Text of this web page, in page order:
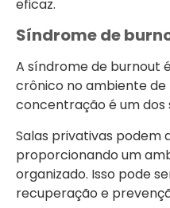
eficaz.
Síndrome de
A síndrome de burnout
crônico no ambiente
concentração é um dos
Salas privativas podem
proporcionando um
organizado. Isso pode
recuperação e